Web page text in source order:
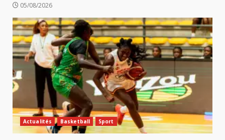
05/08/2026
Actualités Basketball Sport